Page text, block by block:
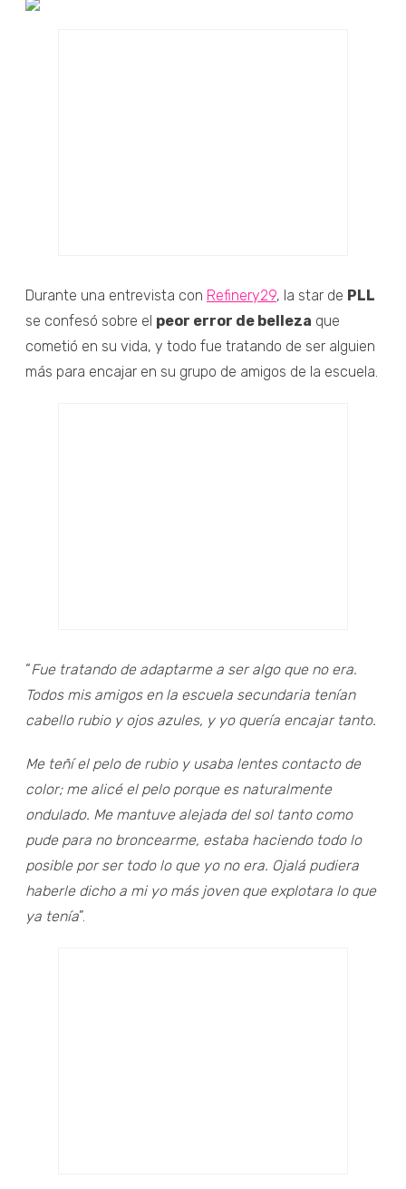
Durante una entrevista con Refinery29, la star de PLL
se confesó sobre el peor error de belleza que
cometió en su vida, y todo fue tratando de ser alguien
más para encajar en su grupo de amigos de la escuela.
“Fue tratando de adaptarme a ser algo que no era.
Todos mis amigos en la escuela secundaria tenían
cabello rubio y ojos azules, y yo quería encajar tanto.
Me teñí el pelo de rubio y usaba lentes contacto de
color; me alicé el pelo porque es naturalmente
ondulado. Me mantuve alejada del sol tanto como
pude para no broncearme, estaba haciendo todo lo
posible por ser todo lo que yo no era. Ojalá pudiera
haberle dicho a mi yo más joven que explotara lo que
ya tenía”.